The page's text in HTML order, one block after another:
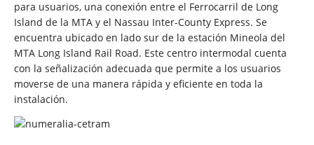
para usuarios, una conexión entre el Ferrocarril de Long
Island de la MTA y el Nassau Inter-County Express. Se
encuentra ubicado en lado sur de la estación Mineola del
MTA Long Island Rail Road. Este centro intermodal cuenta
con la señalización adecuada que permite a los usuarios
moverse de una manera rápida y eficiente en toda la
instalación.